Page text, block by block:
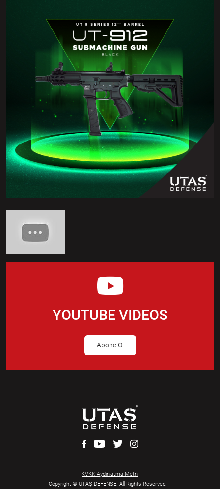
YOUTUBE VIDEOS
Abone Ol
Copyright © UTAŞ DEFENSE. All Rights Reserved.
KVKK Aydınlatma Metni